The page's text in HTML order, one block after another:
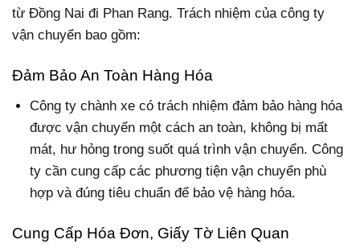
từ Đồng Nai đi Phan Rang. Trách nhiệm của công ty
vận chuyển bao gồm:
Đảm Bảo An Toàn Hàng Hóa
Công ty chành xe có trách nhiệm đảm bảo hàng hóa
được vận chuyển một cách an toàn, không bị mất
mát, hư hỏng trong suốt quá trình vận chuyển. Công
ty cần cung cấp các phương tiện vận chuyển phù
hợp và đúng tiêu chuẩn để bảo vệ hàng hóa.
Cung Cấp Hóa Đơn, Giấy Tờ Liên Quan